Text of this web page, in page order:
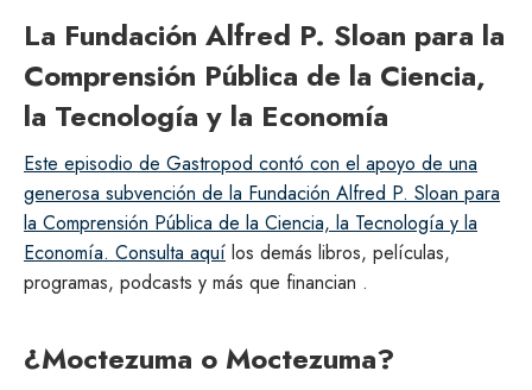
La Fundación Alfred P. Sloan para la
Comprensión Pública de la Ciencia,
la Tecnología y la Economía
Este episodio de Gastropod contó con el apoyo de una
generosa subvención de la Fundación Alfred P. Sloan para
la Comprensión Pública de la Ciencia, la Tecnología y la
Economía. Consulta aquí los demás libros, películas,
programas, podcasts y más que financian .
¿Moctezuma o Moctezuma?